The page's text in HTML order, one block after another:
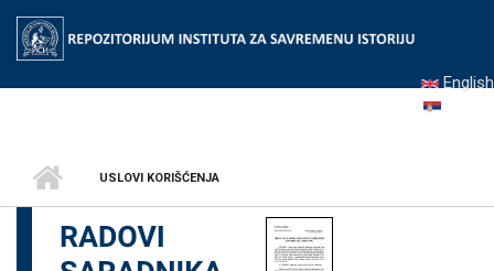
English
USLOVI KORIŠĆENJA